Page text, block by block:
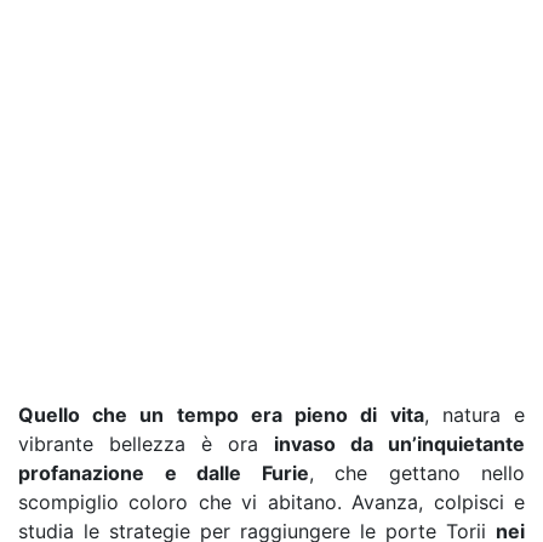
Quello che un tempo era pieno di vita, natura e
vibrante bellezza è ora invaso da un’inquietante
profanazione e dalle Furie, che gettano nello
scompiglio coloro che vi abitano. Avanza, colpisci e
studia le strategie per raggiungere le porte Torii nei